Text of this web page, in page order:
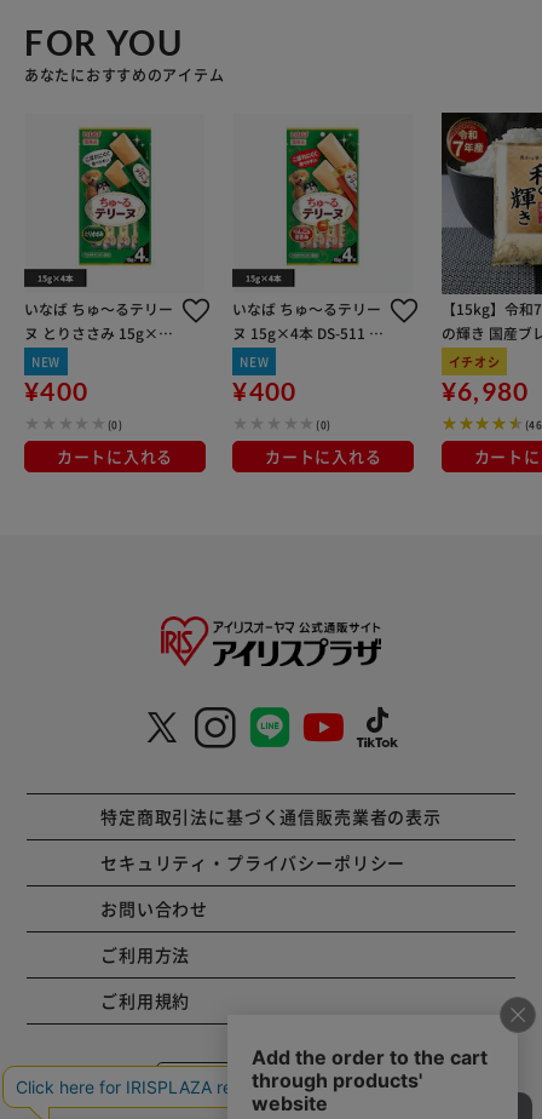
FOR YOU
あなたにおすすめのアイテム
いなば ちゅ～るテリー
ヌ とりささみ 15g×4
本 DS-474 とりささみ
味
NEW
¥400
(0)
カートに入れる
いなば ちゅ～るテリー
ヌ 15g×4本 DS-511 り
んご＆ささみ味
NEW
¥400
(0)
カートに入れる
【15kg】令和
の輝き 国産ブ
kg×3袋
イチオシ
¥6,980
カート
特定商取引法に基づく通信販売業者の表示
セキュリティ・プライバシーポリシー
お問い合わせ
ご利用方法
ご利用規約
コーポレートサイト